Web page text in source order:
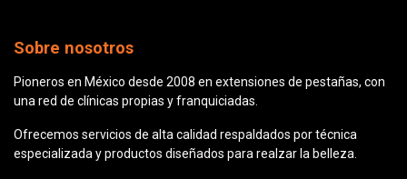
Sobre nosotros
Pioneros en México desde 2008 en extensiones de pestañas, con
una red de clínicas propias y franquiciadas.
Ofrecemos servicios de alta calidad respaldados por técnica
especializada y productos diseñados para realzar la belleza.